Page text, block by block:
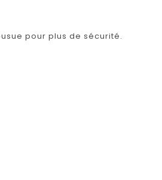
pour plus de sécurité.